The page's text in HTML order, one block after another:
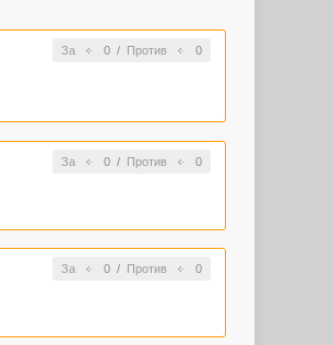
За 0/ Против 0
За 0/ Против 0
За 0/ Против 0